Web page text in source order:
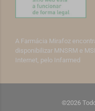
A Farmácia Mirafoz
disponibilizar MNSRM e
Internet, pelo Infarmed
©2026